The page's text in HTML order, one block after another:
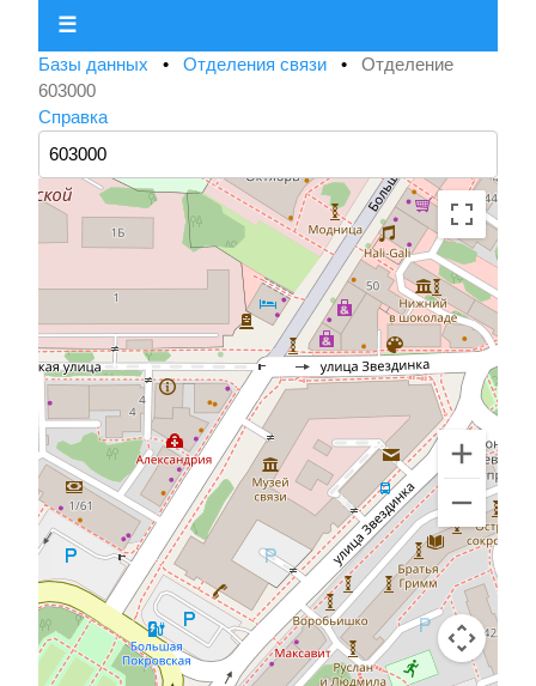
☰
Базы данных • Отделения связи • Отделение
603000
Справка